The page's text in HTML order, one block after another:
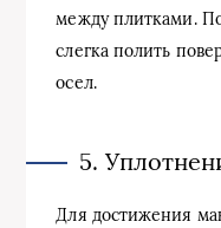
между плитками.
слегка полить
осел.
5.
Для достижения